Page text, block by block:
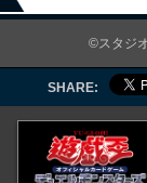
©スタジ
SHARE: